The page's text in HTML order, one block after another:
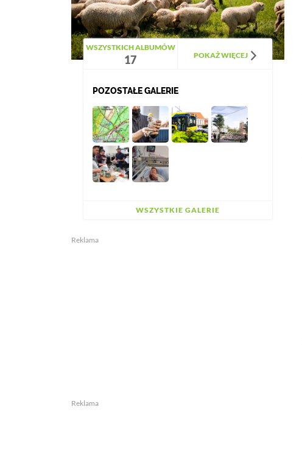
WSZYSTKICH ALBUMÓW
17 POKAŻ WIĘCEJ
POZOSTAŁE GALERIE
WSZYSTKIE GALERIE
Reklama
Reklama